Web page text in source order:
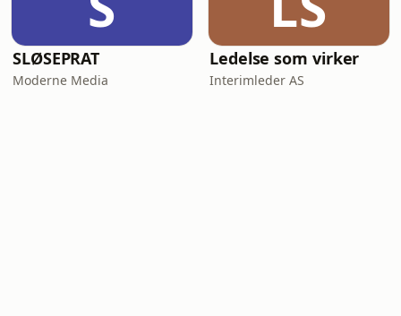
SLØSEPRAT
Moderne Media
Ledelse som virker
Interimleder AS